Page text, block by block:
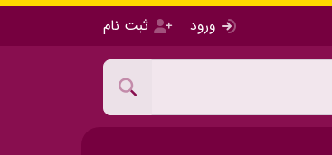
ورود ثبت نام